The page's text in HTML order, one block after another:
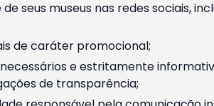
seus museus nas redes sociais,
de caráter promocional;
e estritamente
de transparência;